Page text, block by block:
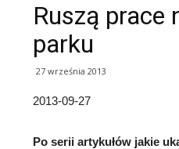
Ruszą prace
parku
27 września 2013
2013-09-27
Po serii artykułów jakie